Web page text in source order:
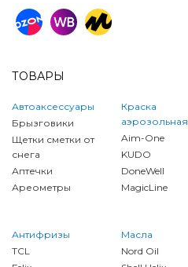
ТОВАРЫ
Автоаксессуары
Брызговики
Щетки сметки от
снега
Аптечки
Ареометры
Краска
аэрозольная
Aim-One
KUDO
DoneWell
MagicLine
Антифризы
TCL
Масла
Nord Oil